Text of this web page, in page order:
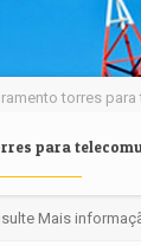
torres
para
Mais